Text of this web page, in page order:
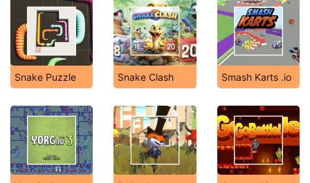
Snake Puzzle Snake Clash Smash Karts .io